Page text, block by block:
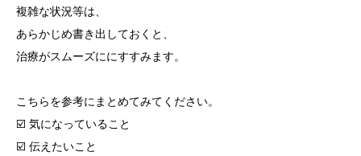
複雑な状況等は、
あらかじめ書き出しておくと、
治療がスムーズににすすみます。
こちらを参考にまとめてみてください。
☑️ 気になっていること
☑️ 伝えたいこと